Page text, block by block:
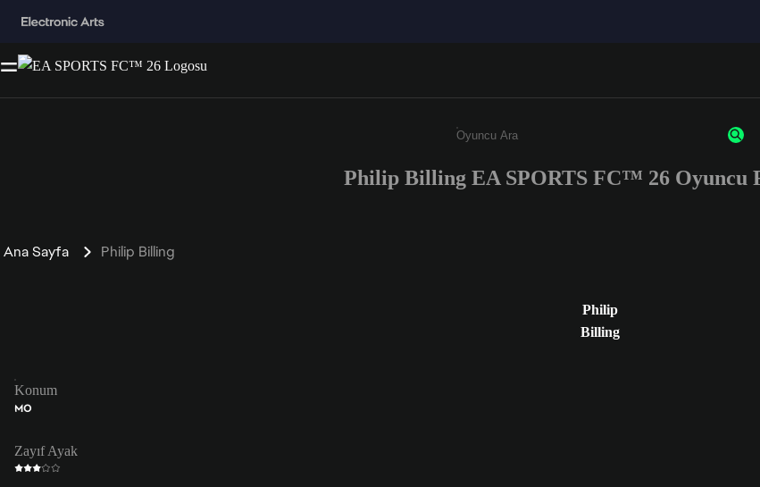
Enter a minimum of 3 characters or numbers
Philip Billing EA SPORTS FC™ 26 Oyuncu
Ana Sayfa Philip Billing
Philip
Billing
Konum
MO
Zayıf Ayak